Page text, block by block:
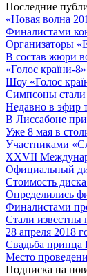
Последние
«Новая волна
Финалистами
Организаторы
В состав жюри
«Голос країни-
Шоу «Голос
Симпсоны
Недавно в эфир
В Лиссабоне
Уже 8 мая в
Участниками
XXVII
Официальный
Стоимость
Определились
Финалистами
Стали известны
28 апреля 2018
Свадьба принца
Место
Подписка на